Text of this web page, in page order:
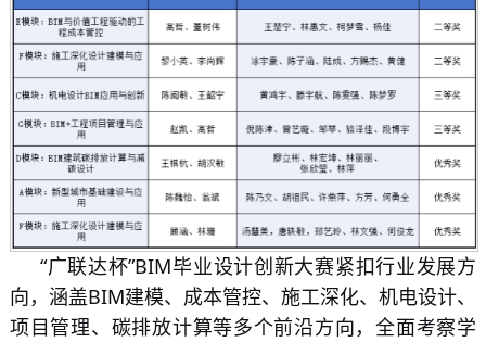
“广联达杯”BIM毕业设计创新大赛紧扣行业发展方
向，涵盖BIM建模、成本管控、施工深化、机电设计、
项目管理、碳排放计算等多个前沿方向，全面考察学